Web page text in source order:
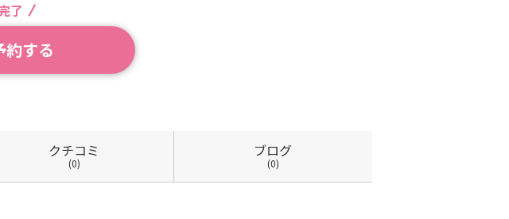
了
約する
クチコミ
(0)
ブログ
(0)